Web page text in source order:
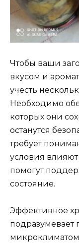
Чтобы ваши
вкусом и
учесть
Необходимо
которых они
останутся
требует
условия
помогут
состояние.
Эффективное
подразумевает